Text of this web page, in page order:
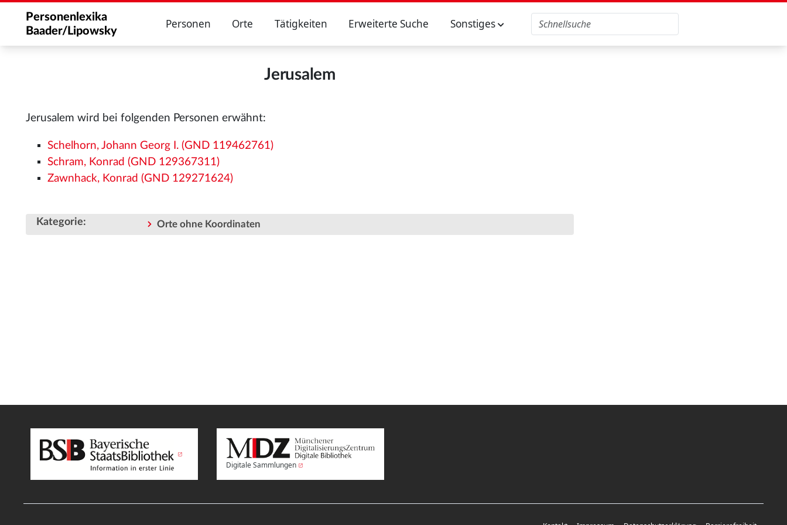
Personenlexika
Baader/Lipowsky
Personen Orte Tätigkeiten Erweiterte Suche Sonstiges
Jerusalem
Jerusalem wird bei folgenden Personen erwähnt:
Schelhorn, Johann Georg I. (GND 119462761)
Schram, Konrad (GND 129367311)
Zawnhack, Konrad (GND 129271624)
Kategorie: Orte ohne Koordinaten
Digitale Sammlungen